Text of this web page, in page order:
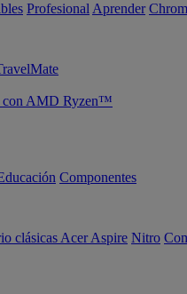
Profesional Aprender
con AMD Ryzen™
Componentes
clásicas Acer Aspire Nitro